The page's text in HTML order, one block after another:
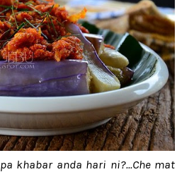
khabar anda hari ni?...Che mat